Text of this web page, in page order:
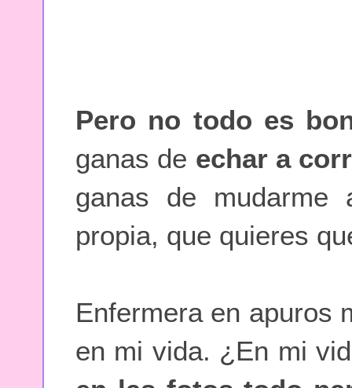
Pero no todo es
ganas de echar a
ganas de
propia, que quieres
Enfermera en apuros
en mi vida. ¿En mi